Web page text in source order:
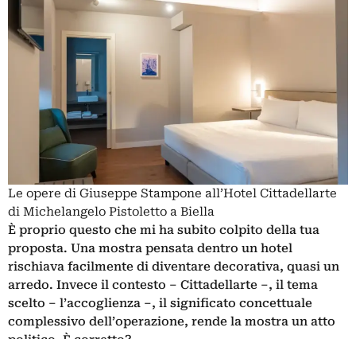
Le opere di Giuseppe Stampone all’Hotel Cittadellarte
di Michelangelo Pistoletto a Biella
È proprio questo che mi ha subito colpito della tua
proposta. Una mostra pensata dentro un hotel
rischiava facilmente di diventare decorativa, quasi un
arredo. Invece il contesto – Cittadellarte –, il tema
scelto – l’accoglienza –, il significato concettuale
complessivo dell’operazione, rende la mostra un atto